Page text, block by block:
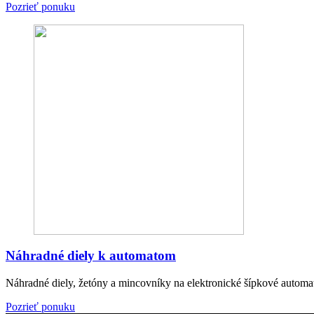
Pozrieť ponuku
Náhradné diely k automatom
Náhradné diely, žetóny a mincovníky na elektronické šípkové
Pozrieť ponuku